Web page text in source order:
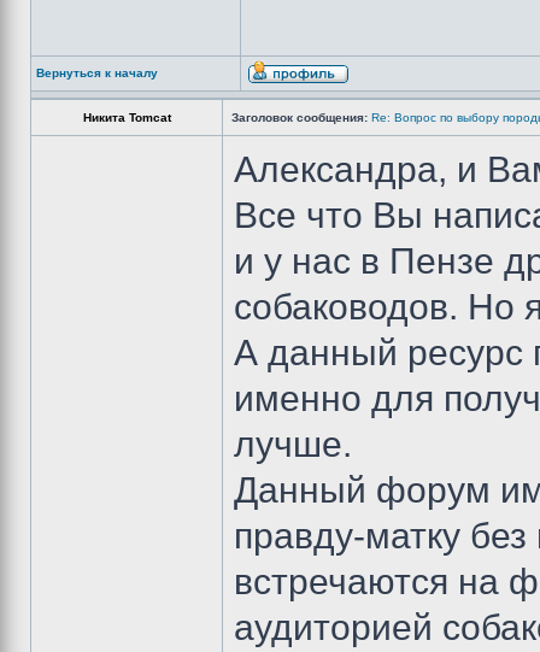
Вернуться к началу
Никита Tomcat Заголовок сообщения: Re: Вопрос по выбору
Александра, и
Все что Вы
и у нас в Пензе
собаководов. Но
А данный ресурс
именно для
лучше.
Данный форум
правду-матку
встречаются на
аудиторией